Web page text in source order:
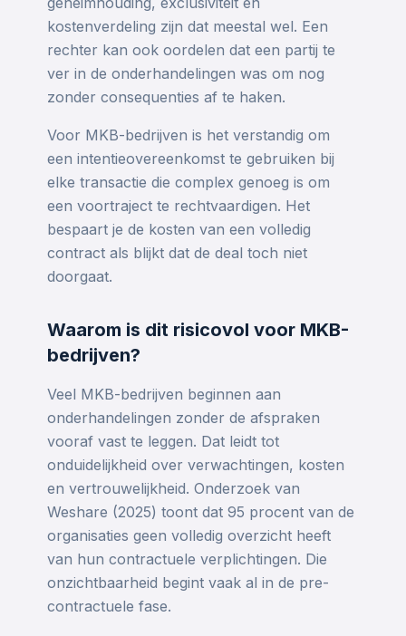
kostenverdeling zijn dat meestal wel. Een
rechter kan ook oordelen dat een partij te
ver in de onderhandelingen was om nog
zonder consequenties af te haken.
Voor MKB-bedrijven is het verstandig om
een intentieovereenkomst te gebruiken bij
elke transactie die complex genoeg is om
een voortraject te rechtvaardigen. Het
bespaart je de kosten van een volledig
contract als blijkt dat de deal toch niet
doorgaat.
Waarom is dit risicovol voor MKB-
bedrijven?
Veel MKB-bedrijven beginnen aan
onderhandelingen zonder de afspraken
vooraf vast te leggen. Dat leidt tot
onduidelijkheid over verwachtingen, kosten
en vertrouwelijkheid. Onderzoek van
Weshare (2025) toont dat 95 procent van de
organisaties geen volledig overzicht heeft
van hun contractuele verplichtingen. Die
onzichtbaarheid begint vaak al in de pre-
contractuele fase.